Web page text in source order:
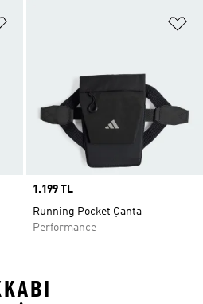
Price
1.199 TL
Running Pocket Çanta
Performance